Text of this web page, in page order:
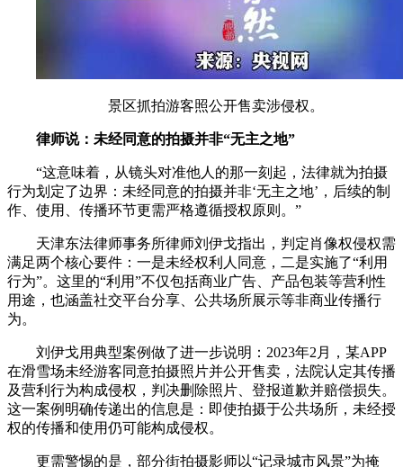
景区抓拍游客照公开售卖涉侵权。
律师说：未经同意的拍摄并非“无主之地”
“这意味着，从镜头对准他人的那一刻起，法律就为拍摄
行为划定了边界：未经同意的拍摄并非‘无主之地’，后续的制
作、使用、传播环节更需严格遵循授权原则。”
天津东法律师事务所律师刘伊戈指出，判定肖像权侵权需
满足两个核心要件：一是未经权利人同意，二是实施了“利用
行为”。这里的“利用”不仅包括商业广告、产品包装等营利性
用途，也涵盖社交平台分享、公共场所展示等非商业传播行
为。
刘伊戈用典型案例做了进一步说明：2023年2月，某APP
在滑雪场未经游客同意拍摄照片并公开售卖，法院认定其传播
及营利行为构成侵权，判决删除照片、登报道歉并赔偿损失。
这一案例明确传递出的信息是：即使拍摄于公共场所，未经授
权的传播和使用仍可能构成侵权。
更需警惕的是，部分街拍摄影师以“记录城市风景”为掩